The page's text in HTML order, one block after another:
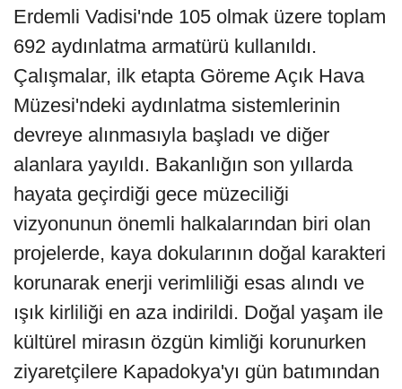
Erdemli Vadisi'nde 105 olmak üzere toplam
692 aydınlatma armatürü kullanıldı.
Çalışmalar, ilk etapta Göreme Açık Hava
Müzesi'ndeki aydınlatma sistemlerinin
devreye alınmasıyla başladı ve diğer
alanlara yayıldı. Bakanlığın son yıllarda
hayata geçirdiği gece müzeciliği
vizyonunun önemli halkalarından biri olan
projelerde, kaya dokularının doğal karakteri
korunarak enerji verimliliği esas alındı ve
ışık kirliliği en aza indirildi. Doğal yaşam ile
kültürel mirasın özgün kimliği korunurken
ziyaretçilere Kapadokya'yı gün batımından